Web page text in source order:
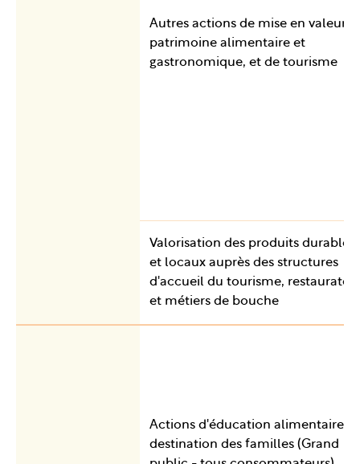
Autres actions de mise en valeur
patrimoine alimentaire et
gastronomique, et de tourisme
Valorisation des produits durables
et locaux auprès des structures
d'accueil du tourisme,
et métiers de bouche
Actions d'éducation alimentaire à
destination des familles (Grand